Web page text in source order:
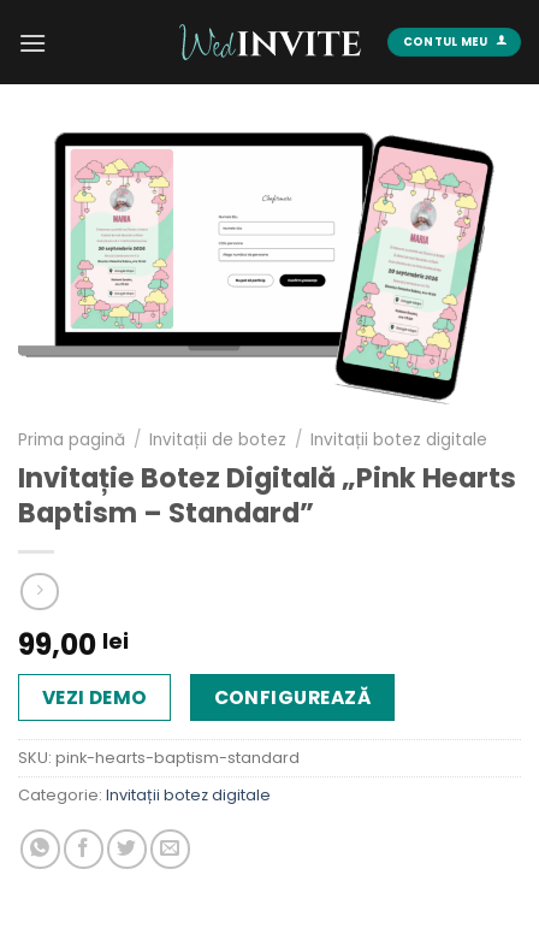
CONTUL MEU
Prima pagină / Invitații de botez / Invitații botez digitale
Invitație Botez Digitală „Pink Hearts
Baptism – Standard”
99,00 lei
VEZI DEMO CONFIGUREAZĂ
SKU: pink-hearts-baptism-standard
Categorie: Invitații botez digitale